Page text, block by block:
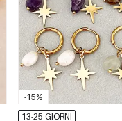
-15%
13-25 GIORNI